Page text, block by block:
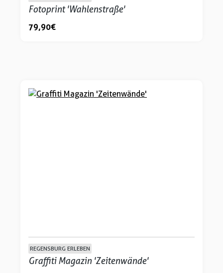
Fotoprint 'Wahlenstraße'
79,90 €
REGENSBURG ERLEBEN
Graffiti Magazin 'Zeitenwände'